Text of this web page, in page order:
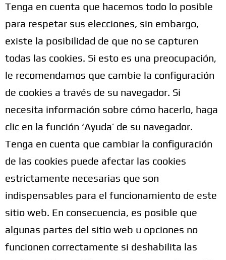
Tenga en cuenta que hacemos todo lo posible
para respetar sus elecciones, sin embargo,
existe la posibilidad de que no se capturen
todas las cookies. Si esto es una preocupación,
le recomendamos que cambie la configuración
de cookies a través de su navegador. Si
necesita información sobre cómo hacerlo, haga
clic en la función ‘Ayuda’ de su navegador.
Tenga en cuenta que cambiar la configuración
de las cookies puede afectar las cookies
estrictamente necesarias que son
indispensables para el funcionamiento de este
sitio web. En consecuencia, es posible que
algunas partes del sitio web u opciones no
funcionen correctamente si deshabilita las